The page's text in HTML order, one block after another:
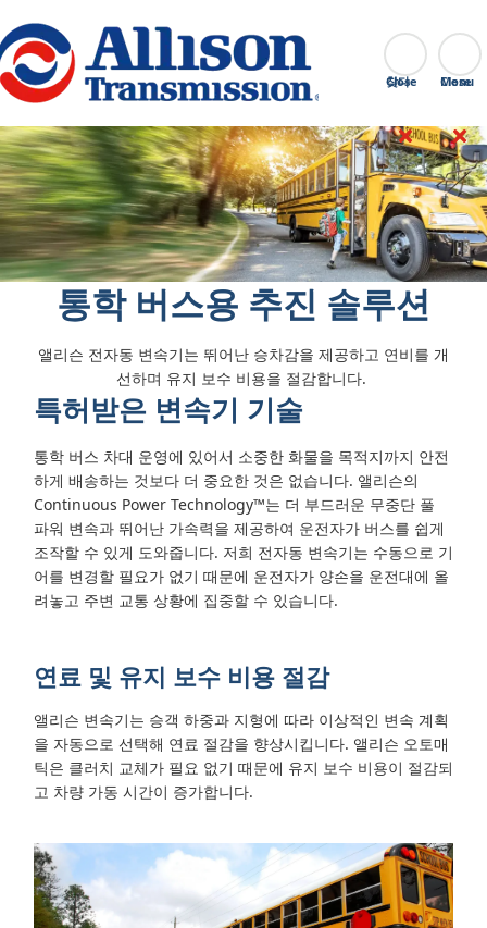
Go Home 찾다
Close
통학 버스용 추진 솔루션
앨리슨 전자동 변속기는 뛰어난 승차감을 제공하고 연비를 개
선하며 유지 보수 비용을 절감합니다.
특허받은 변속기 기술
통학 버스 차대 운영에 있어서 소중한 화물을 목적지까지 안전
하게 배송하는 것보다 더 중요한 것은 없습니다. 앨리슨의
Continuous Power Technology™는 더 부드러운 무중단 풀
파워 변속과 뛰어난 가속력을 제공하여 운전자가 버스를 쉽게
조작할 수 있게 도와줍니다. 저희 전자동 변속기는 수동으로 기
어를 변경할 필요가 없기 때문에 운전자가 양손을 운전대에 올
려놓고 주변 교통 상황에 집중할 수 있습니다.
연료 및 유지 보수 비용 절감
앨리슨 변속기는 승객 하중과 지형에 따라 이상적인 변속 계획
을 자동으로 선택해 연료 절감을 향상시킵니다. 앨리슨 오토매
틱은 클러치 교체가 필요 없기 때문에 유지 보수 비용이 절감되
고 차량 가동 시간이 증가합니다.